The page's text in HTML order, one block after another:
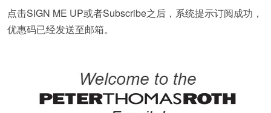
点击SIGN ME UP或者Subscribe之后，系统提示订阅成功，
优惠码已经发送至邮箱。